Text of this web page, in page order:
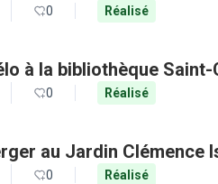
0 Réalisé
à la bibliothèque Saint-
0 Réalisé
au Jardin Clémence
0 Réalisé